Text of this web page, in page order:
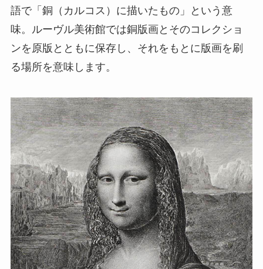
語で「銅（カルコス）に描いたもの」という意
味。ルーヴル美術館では銅版画とそのコレクショ
ンを原版とともに保存し、それをもとに版画を刷
る場所を意味します。